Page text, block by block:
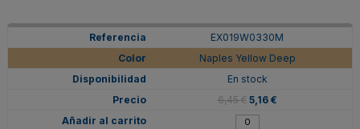
EX019W0330M
Naples Yellow Deep
En stock
6,45 € 5,16 €